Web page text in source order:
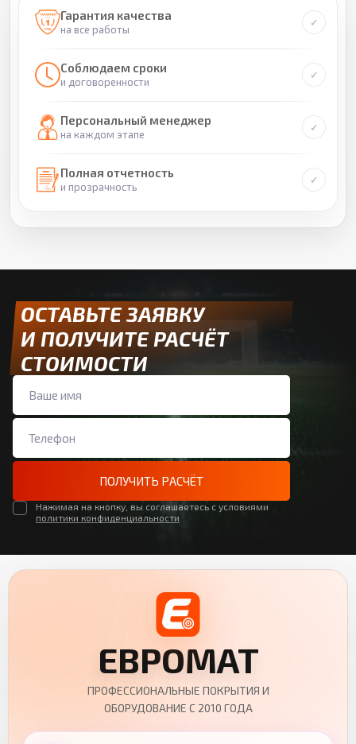
Гарантия качества
на все работы
Соблюдаем сроки
и договоренности
Персональный менеджер
на каждом этапе
Полная отчетность
и прозрачность
ОСТАВЬТЕ ЗАЯВКУ
И ПОЛУЧИТЕ РАСЧЁТ
СТОИМОСТИ
ПОЛУЧИТЬ РАСЧЁТ
Нажимая на кнопку, вы соглашаетесь с условиями
политики конфиденциальности
ЕВРОМАТ
ПРОФЕССИОНАЛЬНЫЕ ПОКРЫТИЯ И
ОБОРУДОВАНИЕ С 2010 ГОДА